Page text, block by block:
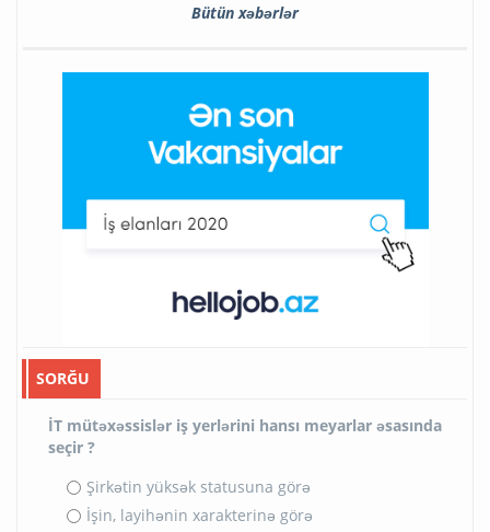
Bütün xəbərlər
SORĞU
İT mütəxəssislər iş yerlərini hansı meyarlar əsasında
seçir ?
Şirkətin yüksək statusuna görə
İşin, layihənin xarakterinə görə